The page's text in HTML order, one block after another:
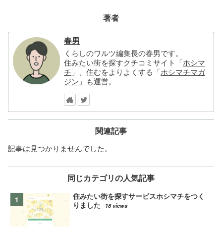
著者
春男
くらしのワルツ編集長の春男です。
住みたい街を探すクチコミサイト「ホシマ
チ 」、住むをよりよくする「ホシマチマガ
ジン 」も運営。
関連記事
記事は見つかりませんでした。
同じカテゴリの人気記事
住みたい街を探すサービスホシマチをつく
りました
18 views